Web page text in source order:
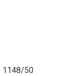
1148/50